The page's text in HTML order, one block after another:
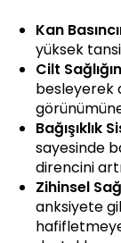
Kan
yüksek
Cilt
besleyerek
Bağışıklık
sayesinde
direncini
Zihinsel
anksiyete